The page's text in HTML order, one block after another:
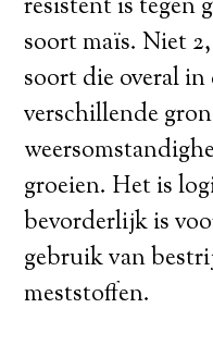
resistent is tegen
soort maïs. Niet
soort die overal
verschillende
groeien. Het is
bevorderlijk is
gebruik van
meststoffen.